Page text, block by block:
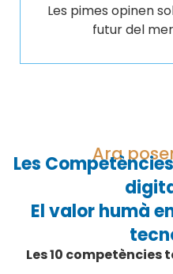
Les pimes opinen
futur del
Ara
Les
El valor humà
Les 10 competències